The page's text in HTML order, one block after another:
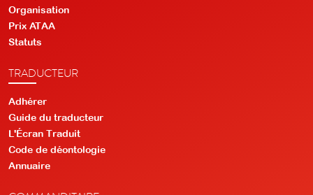
Organisation
Prix ATAA
Statuts
TRADUCTEUR
Adhérer
Guide du traducteur
L'Écran Traduit
Code de déontologie
Annuaire